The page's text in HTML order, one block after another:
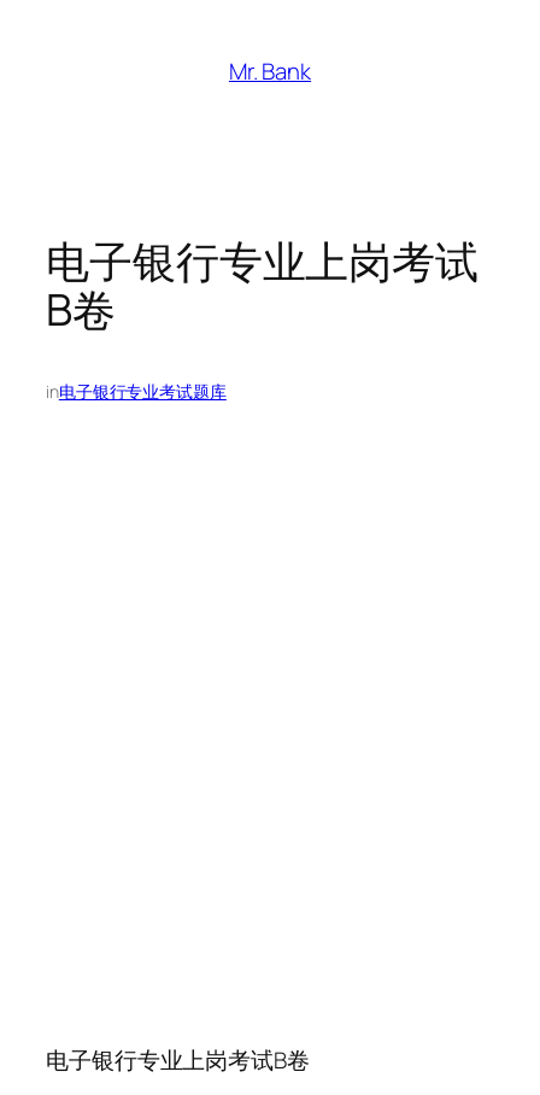
Mr. Bank
电子银行专业上岗考试
B卷
in电子银行专业考试题库
电子银行专业上岗考试B卷